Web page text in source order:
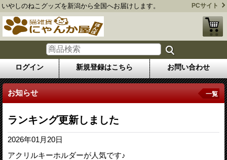
いやしのねこグッズを新潟から全国へお届けします。 PCサイト
ログイン 新規登録はこちら お問い合わせ
お知らせ 一覧
ランキング更新しました
2026年01月20日
アクリルキーホルダーが人気です♪